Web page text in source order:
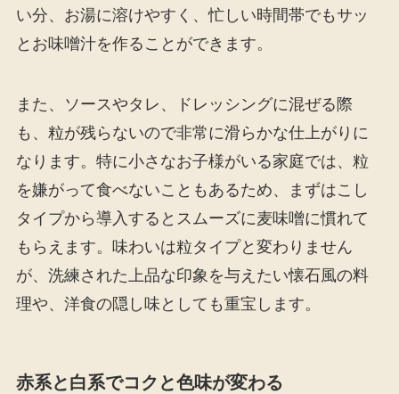
い分、お湯に溶けやすく、忙しい時間帯でもサッ
とお味噌汁を作ることができます。
また、ソースやタレ、ドレッシングに混ぜる際
も、粒が残らないので非常に滑らかな仕上がりに
なります。特に小さなお子様がいる家庭では、粒
を嫌がって食べないこともあるため、まずはこし
タイプから導入するとスムーズに麦味噌に慣れて
もらえます。味わいは粒タイプと変わりません
が、洗練された上品な印象を与えたい懐石風の料
理や、洋食の隠し味としても重宝します。
赤系と白系でコクと色味が変わる